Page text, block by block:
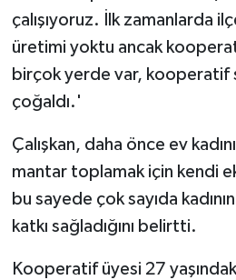
çalışıyoruz. İlk zamanlarda
üretimi yoktu ancak
birçok yerde var, kooperatif
çoğaldı.'
Çalışkan, daha önce ev
mantar toplamak için kendi
bu sayede çok sayıda
katkı sağladığını belirtti.
Kooperatif üyesi 27